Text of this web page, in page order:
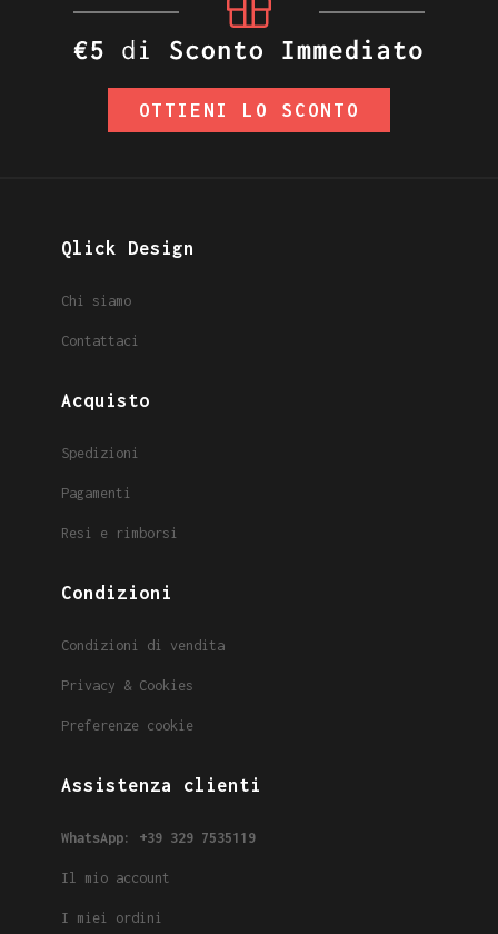
OTTIENI LO SCONTO
Qlick Design
Chi siamo
Contattaci
Acquisto
Spedizioni
Pagamenti
Resi e rimborsi
Condizioni
Condizioni di vendita
Privacy & Cookies
Preferenze cookie
Assistenza clienti
WhatsApp: +39 329 7535119
Il mio account
I miei ordini